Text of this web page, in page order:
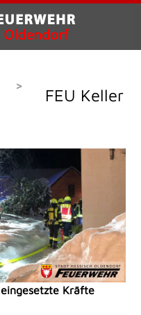
> FEU Keller
eingesetzte Kräfte